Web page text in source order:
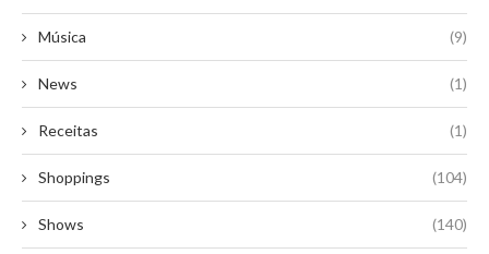
Música (9)
News (1)
Receitas (1)
Shoppings (104)
Shows (140)